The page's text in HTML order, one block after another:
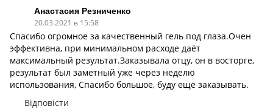
Анастасия Резниченко
20.03.2021 в 15:58
Спасибо огромное за качественный гель под глаза.Очен
эффективна, при минимальном расходе даёт
максимальный результат.Заказывала отцу, он в восторге,
результат был заметный уже через неделю
использования, Спасибо большое, буду ещё заказывать.
Відповісти